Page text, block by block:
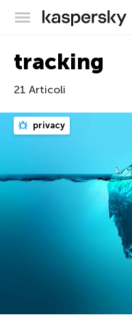
tracking
21 Articoli
privacy